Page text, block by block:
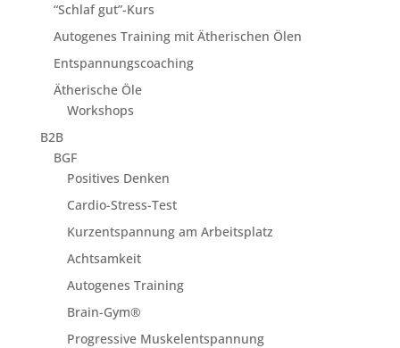
“Schlaf gut”-Kurs
Autogenes Training mit Ätherischen Ölen
Entspannungscoaching
Ätherische Öle
Workshops
B2B
BGF
Positives Denken
Cardio-Stress-Test
Kurzentspannung am Arbeitsplatz
Achtsamkeit
Autogenes Training
Brain-Gym®
Progressive Muskelentspannung